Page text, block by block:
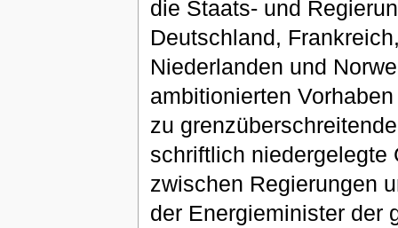
die Staats- und
Deutschland,
Niederlanden und
ambitionierten
zu
schriftlich niedergelegte
zwischen Regierungen
der Energieminister der